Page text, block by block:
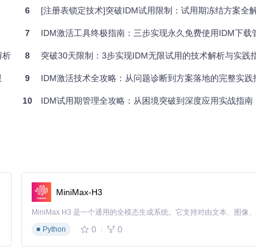
借阅第一天，但实际可长期使用
析
6 [注册表锁定技术]突破IDM试用限制：试用期冻结方案全
7 IDM激活工具终极指南：三步实现永久免费使用IDM下载
8 突破30天限制：3步实现IDM无限试用的技术解析与实践
9 IDM激活技术全攻略：从问题诊断到方案落地的完整实践
10 IDM试用期管理全攻略：从困境突破到深度应用实战指南
MiniMax-H3
Python
0 0